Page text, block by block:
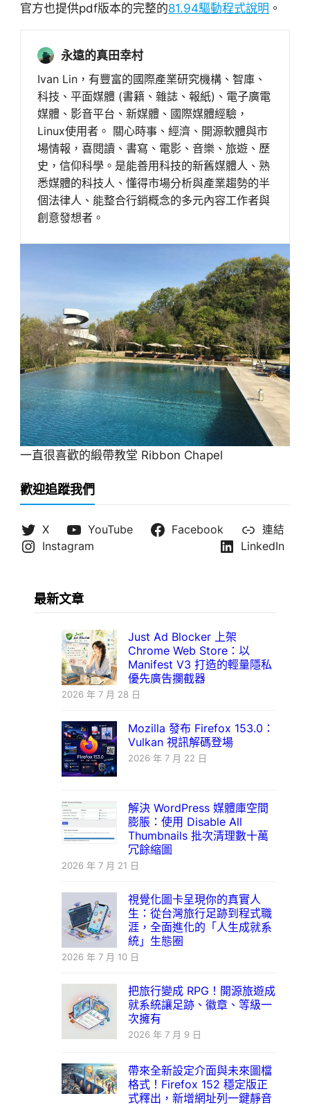
官方也提供pdf版本的完整的81.94驅動程式說明 。
永遠的真田幸村
Ivan Lin，有豐富的國際產業研究機構、智庫、
科技、平面媒體 (書籍、雜誌、報紙)、電子廣電
媒體、影音平台、新媒體、國際媒體經驗，
Linux使用者。 關心時事、經濟、開源軟體與市
場情報，喜閱讀、書寫、電影、音樂、旅遊、歷
史，信仰科學。是能善用科技的新舊媒體人、熟
悉媒體的科技人、懂得市場分析與產業趨勢的半
個法律人、能整合行銷概念的多元內容工作者與
創意發想者。
一直很喜歡的緞帶教堂 Ribbon Chapel
歡迎追蹤我們
X YouTube Facebook
連結
Instagram
LinkedIn
最新文章
Just Ad Blocker 上架
Chrome Web Store：以
Manifest V3 打造的輕量隱私
優先廣告攔截器
2026 年 7 月 28 日
Mozilla 發布 Firefox 153.0：
Vulkan 視訊解碼登場
2026 年 7 月 22 日
解決 WordPress 媒體庫空間
膨脹：使用 Disable All
Thumbnails 批次清理數十萬
冗餘縮圖
2026 年 7 月 21 日
視覺化圖卡呈現你的真實人
生：從台灣旅行足跡到程式職
涯，全面進化的「人生成就系
統」生態圈
2026 年 7 月 10 日
把旅行變成 RPG！開源旅遊成
就系統讓足跡、徽章、等級一
次擁有
2026 年 7 月 9 日
帶來全新設定介面與未來圖檔
格式！Firefox 152 穩定版正
式釋出，新增網址列一鍵靜音